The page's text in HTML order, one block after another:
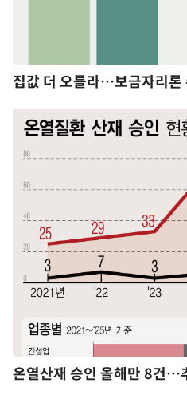
집값 더 오를라…보금자리
온열산재 승인 올해만 8건…